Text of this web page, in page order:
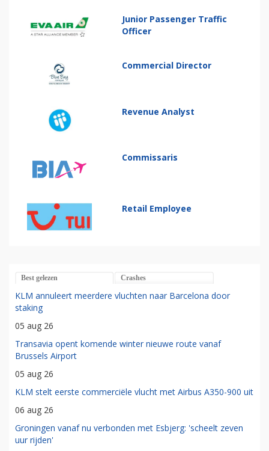
Junior Passenger Traffic
Officer
Commercial Director
Revenue Analyst
Commissaris
Retail Employee
Best gelezen Crashes
KLM annuleert meerdere vluchten naar Barcelona door
staking
05 aug 26
Transavia opent komende winter nieuwe route vanaf
Brussels Airport
05 aug 26
KLM stelt eerste commerciële vlucht met Airbus A350-900 uit
06 aug 26
Groningen vanaf nu verbonden met Esbjerg: 'scheelt zeven
uur rijden'